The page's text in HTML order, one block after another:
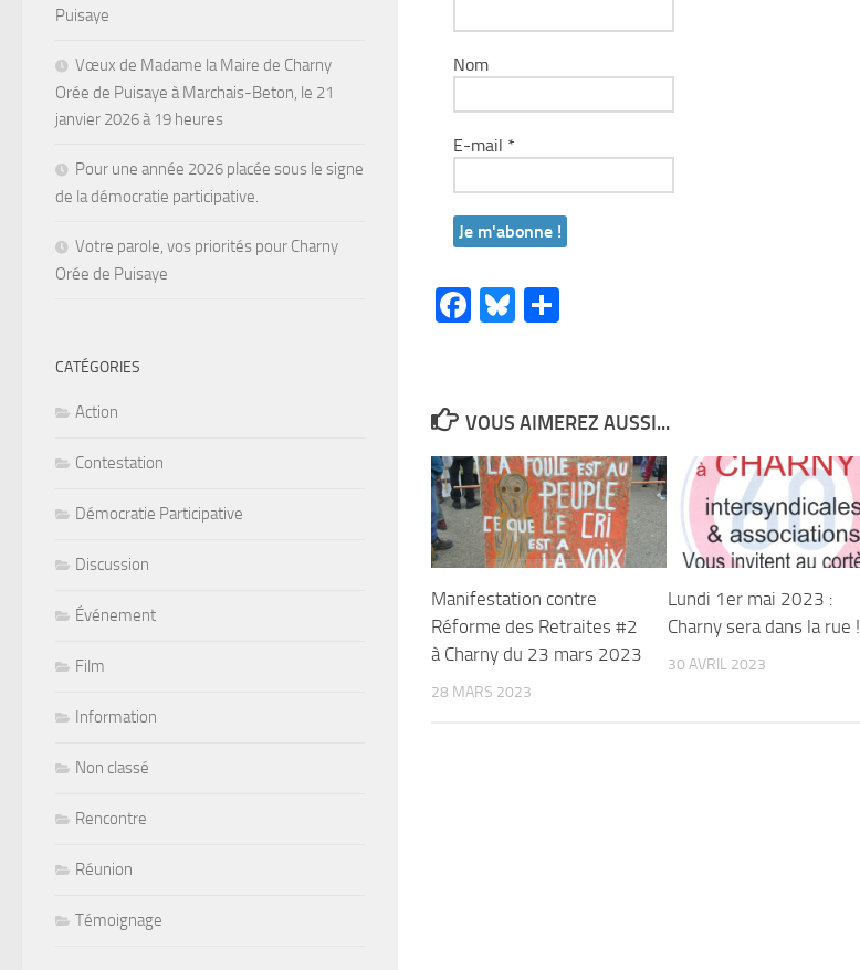
Nom
E-mail *
Facebook
Bluesky
VOUS AIMEREZ AUSSI...
Manifestation contre
Réforme des Retraites #2
à Charny du 23 mars 2023
28 MARS 2023
Lundi 1er mai 2023 :
Charny sera dans la rue !
30 AVRIL 2023
Puisaye
Vœux de Madame la Maire de Charny
Orée de Puisaye à Marchais-Beton, le 21
janvier 2026 à 19 heures
Pour une année 2026 placée sous le signe
de la démocratie participative.
Votre parole, vos priorités pour Charny
Orée de Puisaye
CATÉGORIES
Action
Contestation
Démocratie Participative
Discussion
Événement
Film
Information
Non classé
Rencontre
Réunion
Témoignage